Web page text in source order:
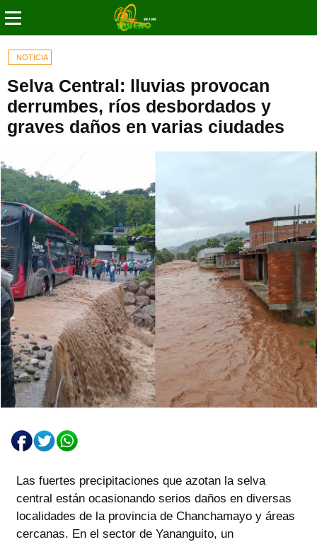
NOTICIA
Selva Central: lluvias provocan
derrumbes, ríos desbordados y
graves daños en varias ciudades
Las fuertes precipitaciones que azotan la selva
central están ocasionando serios daños en diversas
localidades de la provincia de Chanchamayo y áreas
cercanas. En el sector de Yananguito, un